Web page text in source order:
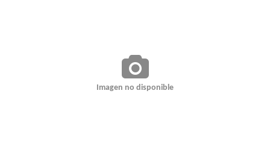
Imagen no disponible